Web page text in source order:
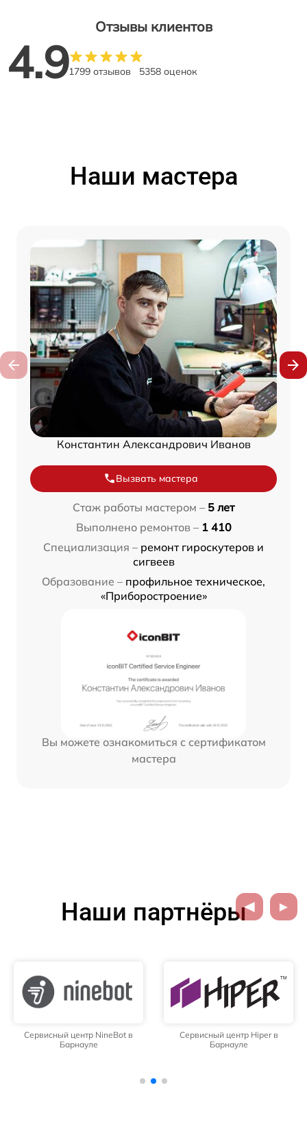
Отзывы клиентов
4.91799 отзывов 5358 оценок
Наши мастера
Константин Александрович Иванов
Вызвать мастера
Стаж работы мастером – 5 лет
Выполнено ремонтов – 1 410
Специализация – ремонт гироскутеров и
сигвеев
Образование – профильное техническое,
«Приборостроение»
Вы можете ознакомиться с сертификатом
мастера
Наши партнёры
Сервисный центр NineBot в
Барнауле
Сервисный центр Hiper в
Барнауле